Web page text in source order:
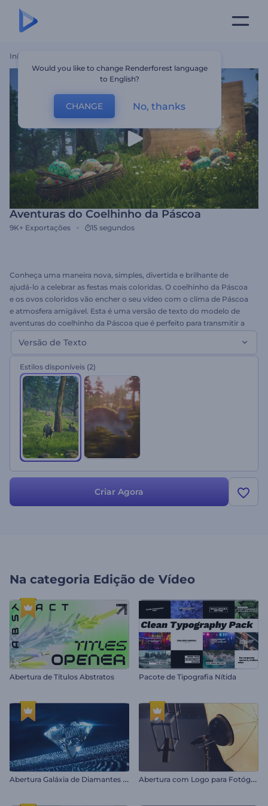
Início
Aventuras do Coelhinho da Páscoa
9K+ Exportações 15 segundos
Conheça uma maneira nova, simples, divertida e brilhante de
ajudá-lo a celebrar as festas mais coloridas. O coelhinho da Páscoa
e os ovos coloridos vão encher o seu vídeo com o clima de Páscoa
e atmosfera amigável. Esta é uma versão de texto do modelo de
aventuras do coelhinho da Páscoa que é perfeito para transmitir a
sua Páscoa que deseja neste dia especial.Criar um bom vídeo de
Páscoa para sua família, amigos ou usá-lo para fins comerciais. Feliz
Páscoa!
Versão de Texto
Estilos disponíveis (2)
Criar Agora
Na categoria Edição de Vídeo
Abertura de Títulos Abstratos Pacote de Tipografia Nítida
A
bertura Galáxia de Diamantes Brilhantes A
bertura com Logo para Fotógrafos
Would you like to change Renderforest language
to English?
CHANGE No, thanks